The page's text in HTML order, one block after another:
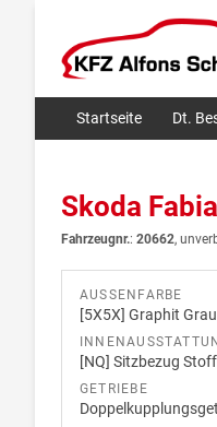
Startseite Dt.
Skoda Fabia
Fahrzeugnr.: 20662,
AUSSENFARBE
[5X5X] Graphit
[NQ] Sitzbezug
GETRIEBE